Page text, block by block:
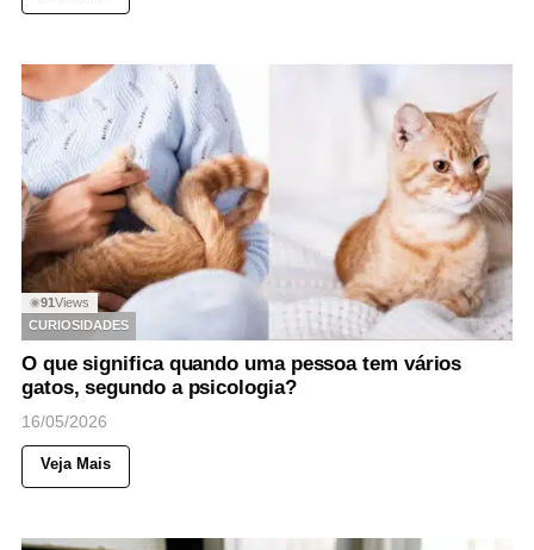
◉91Views
CURIOSIDADES
O que significa quando uma pessoa tem vários
gatos, segundo a psicologia?
16/05/2026
Veja Mais